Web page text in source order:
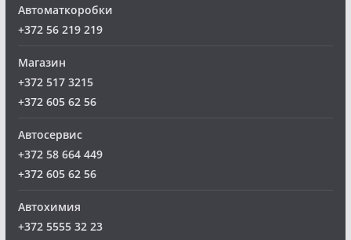
Автоматкоробки
+372 56 219 219
Магазин
+372 517 3215
+372 605 62 56
Автосервис
+372 58 664 449
+372 605 62 56
Автохимия
+372 5555 32 23